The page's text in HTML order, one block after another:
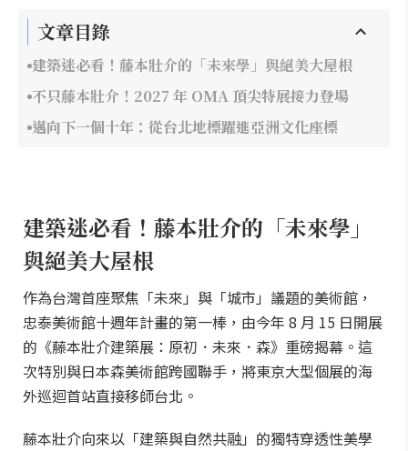
文章目錄
建築迷必看！藤本壯介的「未來學」與絕美大屋根
不只藤本壯介！2027 年 OMA 頂尖特展接力登場
邁向下一個十年：從台北地標躍進亞洲文化座標
建築迷必看！藤本壯介的「未來學」
與絕美大屋根
作為台灣首座聚焦「未來」與「城市」議題的美術館，
忠泰美術館十週年計畫的第一棒，由今年 8 月 15 日開展
的《藤本壯介建築展：原初．未來．森》重磅揭幕。這
次特別與日本森美術館跨國聯手，將東京大型個展的海
外巡迴首站直接移師台北。
藤本壯介向來以「建築與自然共融」的獨特穿透性美學